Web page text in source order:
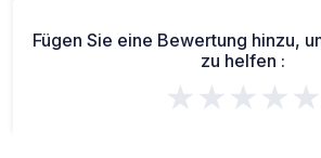
Fügen Sie eine Bewertung hinzu,
zu helfen :
★★★★★